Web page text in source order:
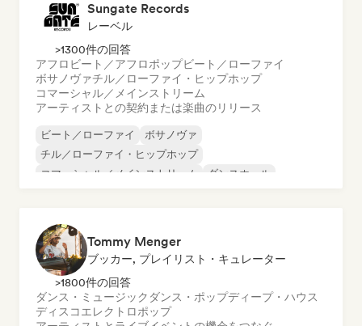
Sungate Records
レーベル
>1300件の回答
アフロビート／アフロポップビート／ローファイ
ボサノヴァチル／ローファイ・ヒップホップ
コマーシャル／メインストリーム
アーティストとの契約または楽曲のリリース
ビート／ローファイ
ボサノヴァ
チル／ローファイ・ヒップホップ
コマーシャル／メインストリーム
ダンスホール
Tommy Menger
ブッカー, プレイリスト・キュレーター
>1800件の回答
ダンス・ミュージック ダンス・ポップディープ・ハウス
ディスコエレクトロポップ